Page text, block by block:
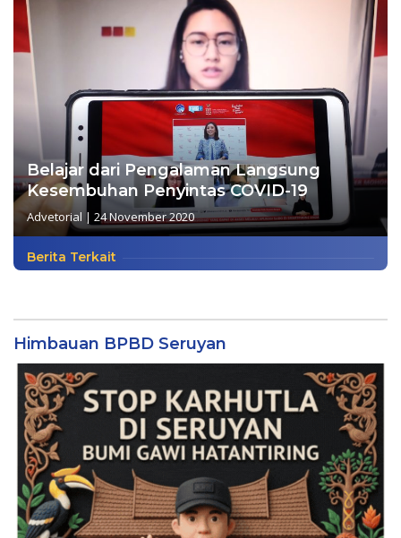
Belajar dari Pengalaman Langsung
Kesembuhan Penyintas COVID-19
Advetorial | 24 November 2020
Berita Terkait
Himbauan BPBD Seruyan